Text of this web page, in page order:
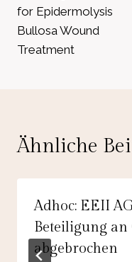
for Epidermolysis
Bullosa Wound
Treatment
Ähnliche
Adhoc: EEII
Beteiligung an
abgebrochen